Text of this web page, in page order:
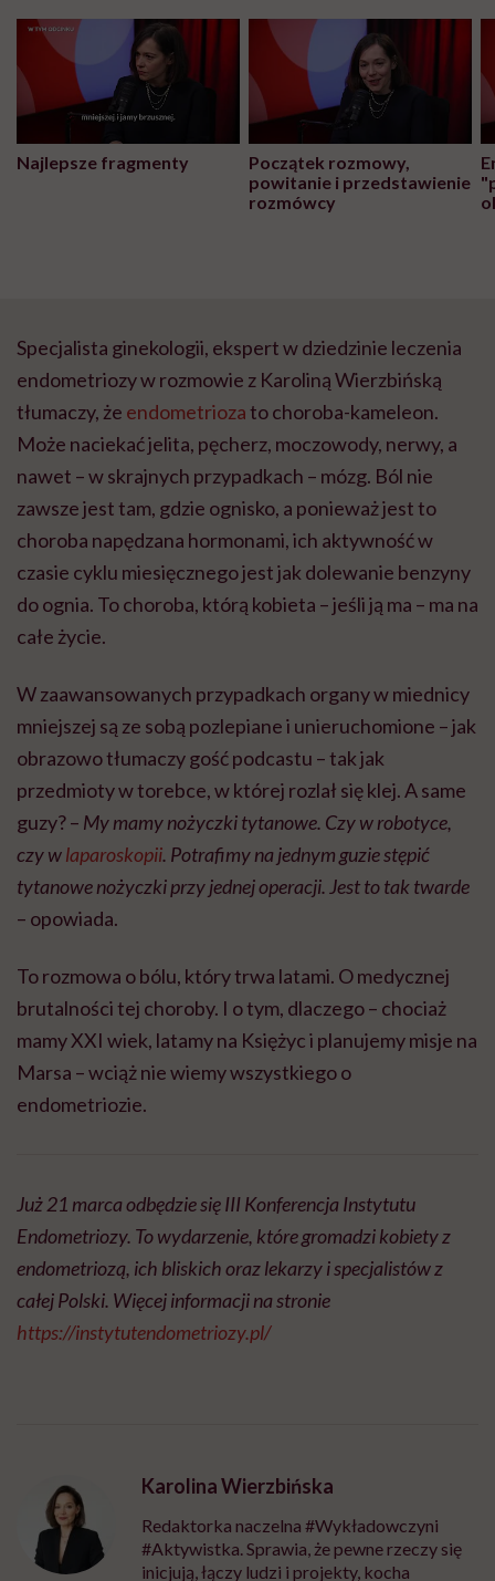
Najlepsze fragmenty
Początek rozmowy,
powitanie i przedstawienie
rozmówcy
Specjalista ginekologii, ekspert w dziedzinie leczenia
endometriozy w rozmowie z Karoliną Wierzbińską
tłumaczy, że endometriozato choroba-kameleon.
Może naciekać jelita, pęcherz, moczowody, nerwy, a
nawet – w skrajnych przypadkach – mózg. Ból nie
zawsze jest tam, gdzie ognisko, a ponieważ jest to
choroba napędzana hormonami, ich aktywność w
czasie cyklu miesięcznego jest jak dolewanie benzyny
do ognia. To choroba, którą kobieta – jeśli ją ma – ma na
całe życie.
W zaawansowanych przypadkach organy w miednicy
mniejszej są ze sobą pozlepiane i unieruchomione – jak
obrazowo tłumaczy gość podcastu – tak jak
przedmioty w torebce, w której rozlał się klej. A same
guzy? – My mamy nożyczki tytanowe. Czy w robotyce,
czy wlaparoskopii. Potrafimy na jednym guzie stępić
tytanowe nożyczki przy jednej operacji. Jest to tak twarde
– opowiada.
To rozmowa o bólu, który trwa latami. O medycznej
brutalności tej choroby. I o tym, dlaczego – chociaż
mamy XXI wiek, latamy na Księżyc i planujemy misje na
Marsa – wciąż nie wiemy wszystkiego o
endometriozie.
Już 21 marca odbędzie się III Konferencja Instytutu
Endometriozy. To wydarzenie, które gromadzi kobiety z
endometriozą, ich bliskich oraz lekarzy i specjalistów z
całej Polski. Więcej informacji na stronie
https://instytutendometriozy.pl/
Karolina Wierzbińska
Redaktorka naczelna #Wykładowczyni
#Aktywistka. Sprawia, że pewne rzeczy się
inicjują, łączy ludzi i projekty, kocha